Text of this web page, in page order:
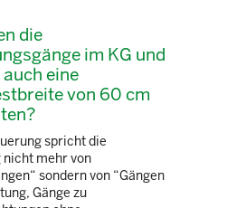
die
im KG und
auch eine
von 60 cm
spricht die
nicht mehr von
sondern von “Gängen
Gänge zu